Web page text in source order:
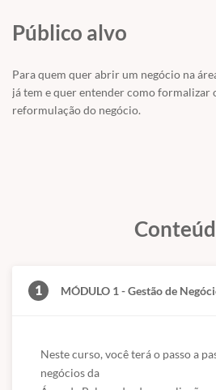
1. Quero montar meu negócio na área da
2. Etapas para a abertura de um Negócio
6. Lei do Salão Parceiro: o que você
para o sucesso do seu negócio
Público alvo
Para quem quer abrir um negócio na
já tem e quer entender como formalizar
reformulação do negócio.
1 MÓDULO 1 - Gestão de
Neste curso, você terá o passo a
negócios da